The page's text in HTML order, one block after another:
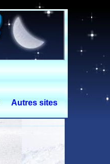
Autres sites